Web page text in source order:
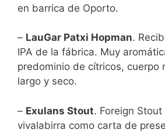
en barrica de Oporto.
– LauGar Patxi Hopman.
IPA de la fábrica. Muy
predominio de cítricos, cuerpo
largo y seco.
– Exulans Stout. Foreign
vivalabirra como carta de